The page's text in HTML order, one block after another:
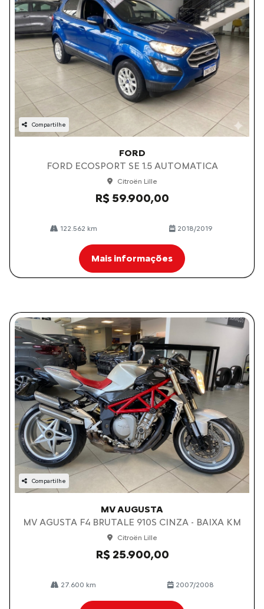
Compartilhe
FORD
FORD ECOSPORT SE 1.5 AUTOMATICA
Citroën Lille
R$ 59.900,00
122.562 km 2018/2019
Mais informações
Compartilhe
MV AUGUSTA
MV AGUSTA F4 BRUTALE 910S CINZA - BAIXA KM
Citroën Lille
R$ 25.900,00
27.600 km 2007/2008